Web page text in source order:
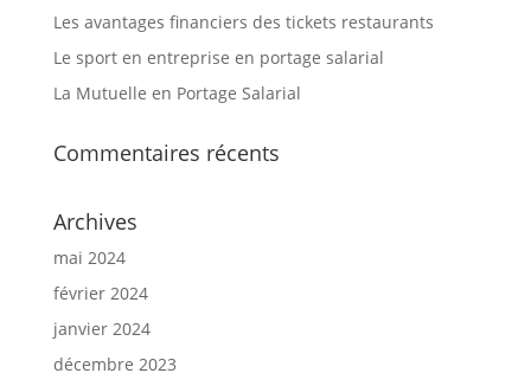
Les avantages financiers des tickets restaurants
Le sport en entreprise en portage salarial
La Mutuelle en Portage Salarial
Commentaires récents
Archives
mai 2024
février 2024
janvier 2024
décembre 2023